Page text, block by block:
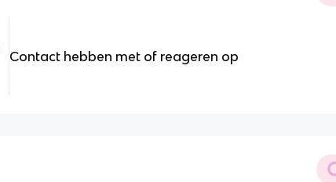
Contact hebben met of reageren op